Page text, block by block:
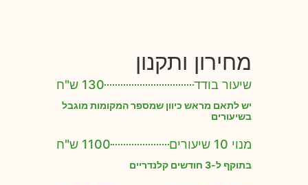
מחירון ותקנון
שיעור בודד 130 ש"ח
יש לתאם מראש כיוון שמספר המקומות מוגבל
בשיעורים
מנוי 10 שיעורים 1100 ש"ח
בתוקף ל-3 חודשים קלנדריים